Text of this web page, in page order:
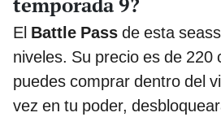
El Battle Pass de esta
niveles. Su precio es de 220
puedes comprar dentro del
vez en tu poder,